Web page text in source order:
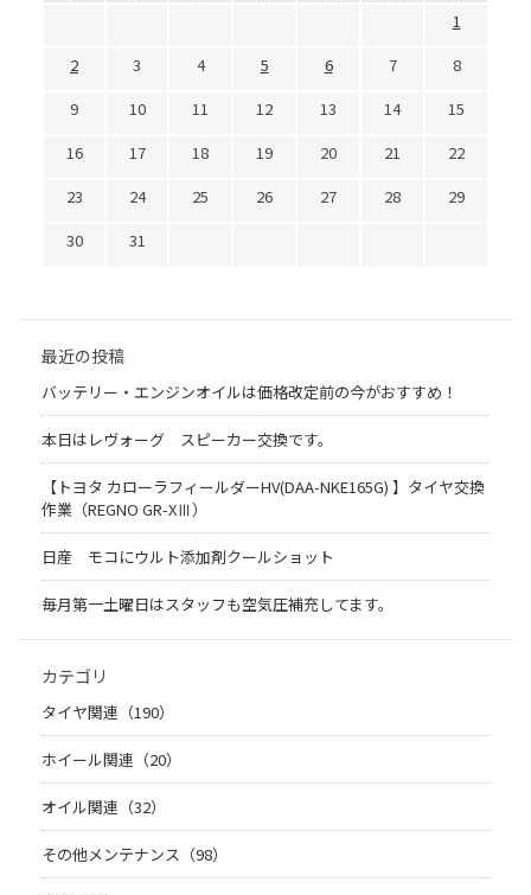
1
2
3 4 5 6 7
8
9
10 11 12 13 14
15
16
17 18 19 20 21
22
23
24 25 26 27 28
29
30
31
最近の投稿
バッテリー・エンジンオイルは価格改定前の今がおすすめ！
本日はレヴォーグ スピーカー交換です。
【トヨタ カローラフィールダーHV(DAA-NKE165G) 】タイヤ交換
作業（REGNO GR-XⅢ）
日産 モコにウルト添加剤クールショット
毎月第一土曜日はスタッフも空気圧補充してます。
カテゴリ
タイヤ関連（190）
ホイール関連（20）
オイル関連（32）
その他メンテナンス（98）